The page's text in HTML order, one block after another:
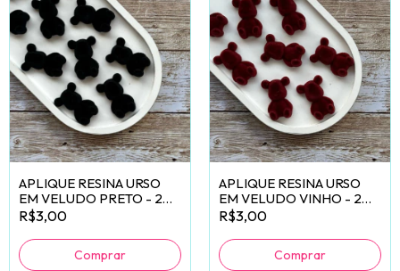
APLIQUE RESINA URSO
EM VELUDO PRETO - 2
UNIDADES
R$3,00
APLIQUE RESINA URSO
EM VELUDO VINHO - 2
UNIDADES
R$3,00